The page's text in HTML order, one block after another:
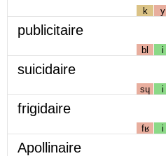
k y
publicitaire
bl i
suicidaire
sɥ i
frigidaire
fʁ i
Apollinaire